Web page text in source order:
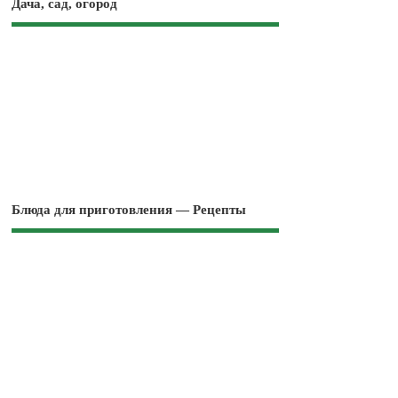
Дача, сад, огород
Блюда для приготовления — Рецепты